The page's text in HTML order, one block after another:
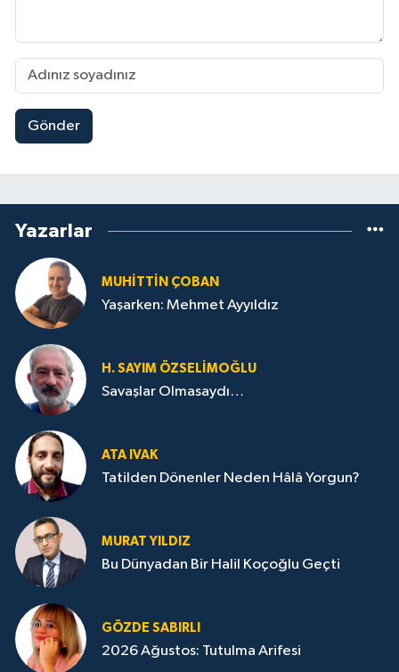
Gönder
Yazarlar
MUHITTIN ÇOBAN
Yaşarken: Mehmet Ayyıldız
H. SAYIM ÖZSELİMOĞLU
Savaşlar Olmasaydı…
ATA IVAK
Tatilden Dönenler Neden Hâlâ Yorgun?
MURAT YILDIZ
Bu Dünyadan Bir Halil Koçoğlu Geçti
GÖZDE SABIRLI
2026 Ağustos: Tutulma Arifesi